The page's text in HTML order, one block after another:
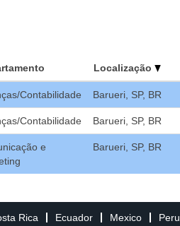
Localização
Contabilidade Barueri, SP, BR
Contabilidade Barueri, SP, BR
e
Barueri, SP, BR
Rica Ecuador Mexico Peru